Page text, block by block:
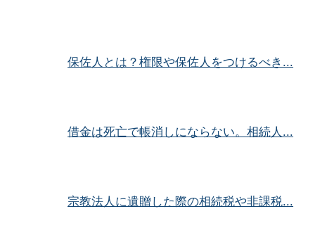
保佐人とは？権限や保佐人をつけるべき...
借金は死亡で帳消しにならない。相続人...
宗教法人に遺贈した際の相続税や非課税...